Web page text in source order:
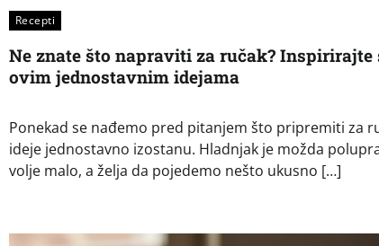
Recepti
Ne znate što napraviti za ručak? Inspirirajte
ovim jednostavnim idejama
Ponekad se nađemo pred pitanjem što pripremiti za
ideje jednostavno izostanu. Hladnjak je možda
volje malo, a želja da pojedemo nešto ukusno […]